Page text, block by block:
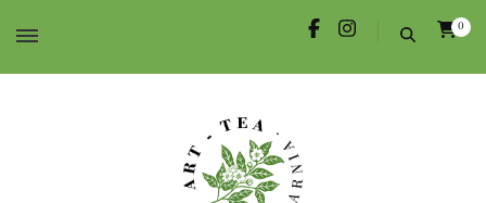
0